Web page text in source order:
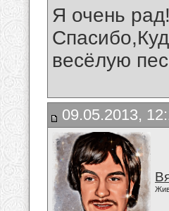
Я очень рад!
весёлую
09.05.2013,